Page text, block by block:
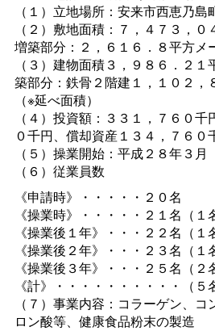
（１）立地場所：安来市西恵乃島
（２）敷地面積：７，４７３，
増築部分：２，６１６．８平方メ
（３）建物面積３，９８６．２
築部分：鉄骨２階建１，１０２，
（※延べ面積）
（４）投資額：３３１，７６０
０千円、償却資産１３４，７６０
（５）操業開始：平成２８年３月
（６）従業員数
《申請時》・・・・・２０名
《操業時》・・・・・２１名（１
《操業後１年》・・・２２名（１
《操業後２年》・・・２３名（１
《操業後３年》・・・２５名（２
《計》・・・・・・・・・・（５
（７）事業内容：コラーゲン、
ロン酸等、健康食品粉末の製造